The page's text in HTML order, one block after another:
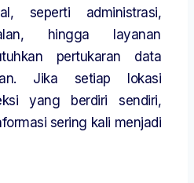
seperti administrasi,
hingga layanan
pertukaran data
Jika setiap lokasi
yang berdiri sendiri,
sering kali menjadi